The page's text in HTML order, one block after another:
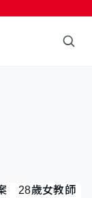
28歲女教師